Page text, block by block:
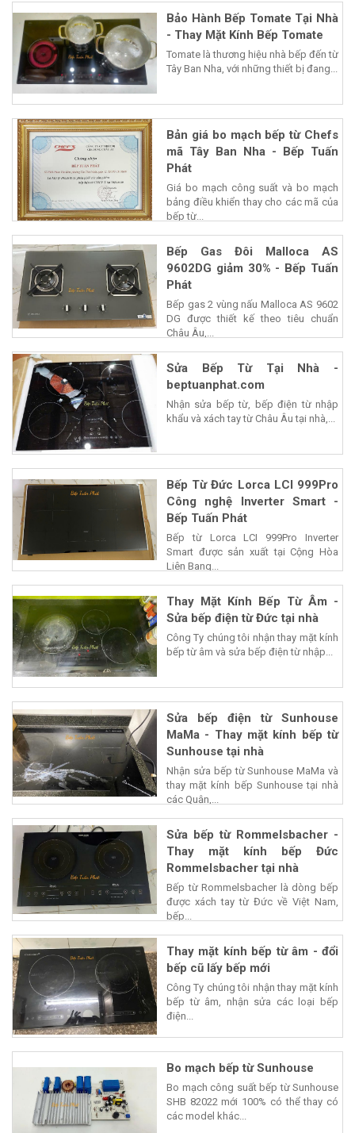
Bảo Hành Bếp Tomate Tại Nhà
- Thay Mặt Kính Bếp Tomate
Tomate là thương hiệu nhà bếp đến từ
Tây Ban Nha, với những thiết bị đang...
Bản giá bo mạch bếp từ Chefs
mã Tây Ban Nha - Bếp Tuấn
Phát
Giá bo mạch công suất và bo mạch
bảng điều khiển thay cho các mã của
bếp từ...
Bếp Gas Đôi Malloca AS
9602DG giảm 30% - Bếp Tuấn
Phát
Bếp gas 2 vùng nấu Malloca AS 9602
DG được thiết kế theo tiêu chuẩn
Châu Âu,...
Sửa Bếp Từ Tại Nhà -
beptuanphat.com
Nhận sửa bếp từ, bếp điện từ nhập
khẩu và xách tay từ Châu Âu tại nhà,...
Bếp Từ Đức Lorca LCI 999Pro
Công nghệ Inverter Smart -
Bếp Tuấn Phát
Bếp từ Lorca LCI 999Pro Inverter
Smart được sản xuất tại Cộng Hòa
Liên Bang...
Thay Mặt Kính Bếp Từ Âm -
Sửa bếp điện từ Đức tại nhà
Công Ty chúng tôi nhận thay mặt kính
bếp từ âm và sửa bếp điện từ nhập...
Sửa bếp điện từ Sunhouse
MaMa - Thay mặt kính bếp từ
Sunhouse tại nhà
Nhận sửa bếp từ Sunhouse MaMa và
thay mặt kính bếp Sunhouse tại nhà
các Quận,...
Sửa bếp từ Rommelsbacher -
Thay mặt kính bếp Đức
Rommelsbacher tại nhà
Bếp từ Rommelsbacher là dòng bếp
được xách tay từ Đức về Việt Nam,
bếp...
Thay mặt kính bếp từ âm - đổi
bếp cũ lấy bếp mới
Công Ty chúng tôi nhận thay mặt kính
bếp từ âm, nhận sửa các loại bếp
điện...
Bo mạch bếp từ Sunhouse
Bo mạch công suất bếp từ Sunhouse
SHB 82022 mới 100% có thể thay có
các model khác...